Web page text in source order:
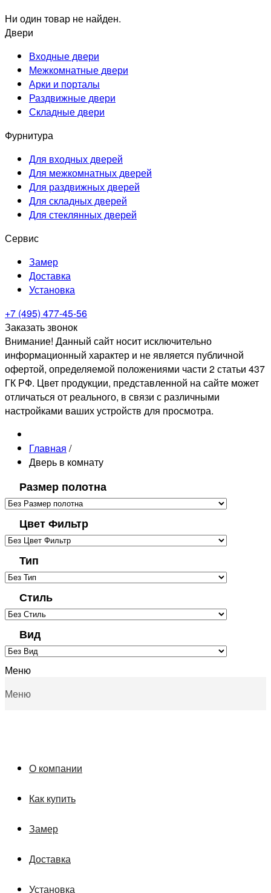
Ни один товар не найден.
Двери
Входные двери
Межкомнатные двери
Арки и порталы
Раздвижные двери
Складные двери
Фурнитура
Для входных дверей
Для межкомнатных дверей
Для раздвижных дверей
Для складных дверей
Для стеклянных дверей
Сервис
Замер
Доставка
Установка
+7 (495) 477-45-56
Заказать звонок
Внимание! Данный сайт носит исключительно
информационный характер и не является публичной
офертой, определяемой положениями части 2 статьи 437
ГК РФ. Цвет продукции, представленной на сайте может
отличаться от реального, в связи с различными
настройками ваших устройств для просмотра.
Главная /
Дверь в комнату
Размер полотна
Цвет Фильтр
Тип
Стиль
Вид
Меню
Меню
О компании
Как купить
Замер
Доставка
Установка